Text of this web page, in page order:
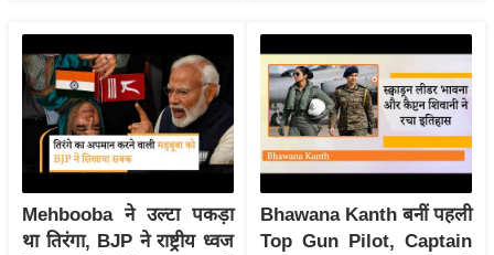
नु
स्खे
प
र्य
स्थ
ल
Mehbooba ने उल्टा पकड़ा
था तिरंगा, BJP ने राष्ट्रीय ध्वज
Bhawana Kanth बनीं पहली
Top Gun Pilot, Captain